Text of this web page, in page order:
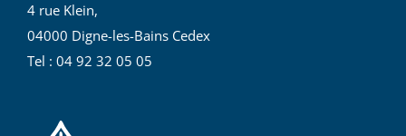
4 rue Klein,
04000 Digne-les-Bains Cedex
Tel : 04 92 32 05 05